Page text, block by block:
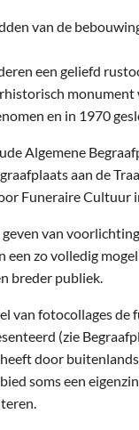
van de
een geliefd
en in 1970
Algemene
aan de
Funeraire Cultuur
van
zo volledig
breder publiek.
van fotocollages de
(zie
door
soms een